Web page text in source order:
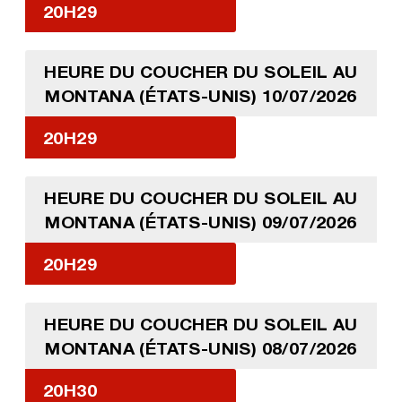
20H29
HEURE DU COUCHER DU SOLEIL AU
MONTANA (ÉTATS-UNIS) 10/07/2026
20H29
HEURE DU COUCHER DU SOLEIL AU
MONTANA (ÉTATS-UNIS) 09/07/2026
20H29
HEURE DU COUCHER DU SOLEIL AU
MONTANA (ÉTATS-UNIS) 08/07/2026
20H30